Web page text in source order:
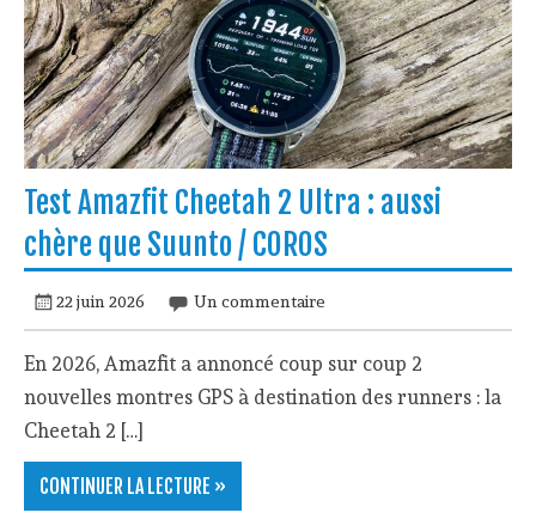
Test Amazfit Cheetah 2 Ultra : aussi
chère que Suunto / COROS
22 juin 2026 Un commentaire
En 2026, Amazfit a annoncé coup sur coup 2
nouvelles montres GPS à destination des runners : la
Cheetah 2 […]
CONTINUER LA LECTURE »